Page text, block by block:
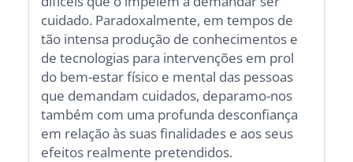
cuidado. Paradoxalmente, em tempos de
tão intensa produção de conhecimentos e
de tecnologias para intervenções em prol
do bem-estar físico e mental das pessoas
que demandam cuidados, deparamo-nos
também com uma profunda desconfiança
em relação às suas finalidades e aos seus
efeitos realmente pretendidos.